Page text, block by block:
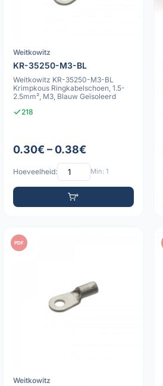
Weitkowitz
KR-35250-M3-BL
Weitkowitz KR-35250-M3-BL
Krimpkous Ringkabelschoen, 1.5-
2.5mm², M3, Blauw Geïsoleerd
218
0.30€ – 0.38€
Hoeveelheid: Min: 1
PDF
Weitkowitz